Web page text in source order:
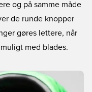
og på samme måde
de runde knopper
gøres lettere, når
med blades.